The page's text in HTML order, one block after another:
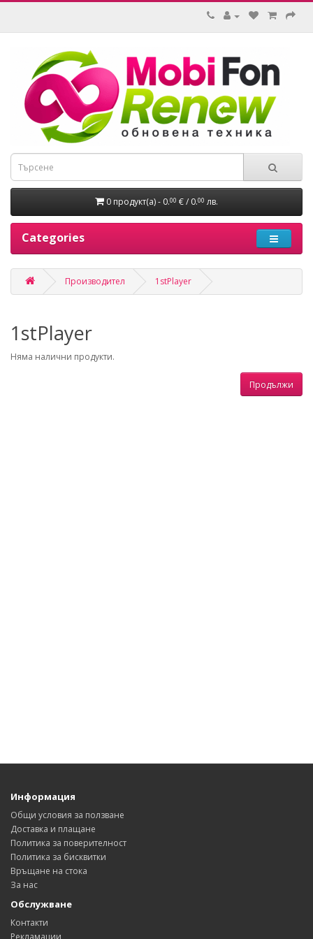
0 продукт(а) - 0.00 € / 0.00 лв.
Categories
Производител 1stPlayer
1stPlayer
Няма налични продукти.
Продължи
Информация
Общи условия за ползване
Доставка и плащане
Политика за поверителност
Политика за бисквитки
Връщане на стока
За нас
Обслужване
Контакти
Рекламации